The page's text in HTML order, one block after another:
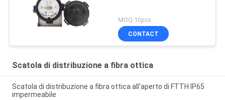
MOQ:10pcs
CONTACT
Scatola di distribuzione a fibra ottica
Scatola di distribuzione a fibra ottica all'aperto di FTTH IP65
impermeabile